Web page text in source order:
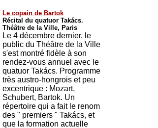
Le copain de Bartok
Récital du quatuor Takács.
Théâtre de la Ville, Paris
Le 4 décembre dernier, le
public du Théâtre de la Ville
s'est montré fidèle à son
rendez-vous annuel avec le
quatuor Takács. Programme
très austro-hongrois et peu
excentrique : Mozart,
Schubert, Bartok. Un
répertoire qui a fait le renom
des " premiers " Takács, et
que la formation actuelle